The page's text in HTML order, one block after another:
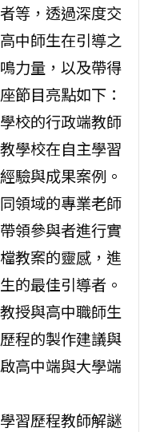
等，透過深度交
中師生在引導之
力量，以及帶得
節目亮點如下：
校的行政端教師
學校在自主學習
驗與成果案例。
領域的專業老師
領參與者進行實
教案的靈感，進
的最佳引導者。
授與高中職師生
程的製作建議與
高中端與大學端
習歷程教師解謎